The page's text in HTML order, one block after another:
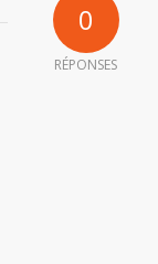
0
RÉPONSES